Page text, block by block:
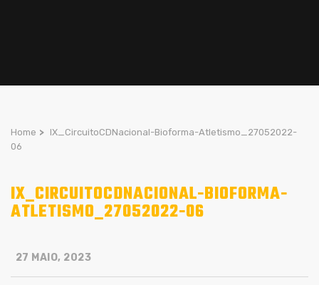
Home > IX_CircuitoCDNacional-Bioforma-Atletismo_27052022-
06
IX_CIRCUITOCDNACIONAL-BIOFORMA-
ATLETISMO_27052022-06
27 MAIO, 2023